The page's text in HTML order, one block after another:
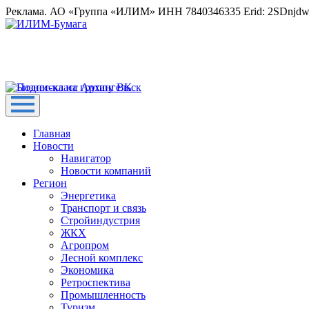
Реклама. АО «Группа «ИЛИМ» ИНН 7840346335 Erid:
Главная
Новости
Навигатор
Новости компаний
Регион
Энергетика
Транспорт и связь
Стройиндустрия
ЖКХ
Агропром
Лесной комплекс
Экономика
Ретроспектива
Промышленность